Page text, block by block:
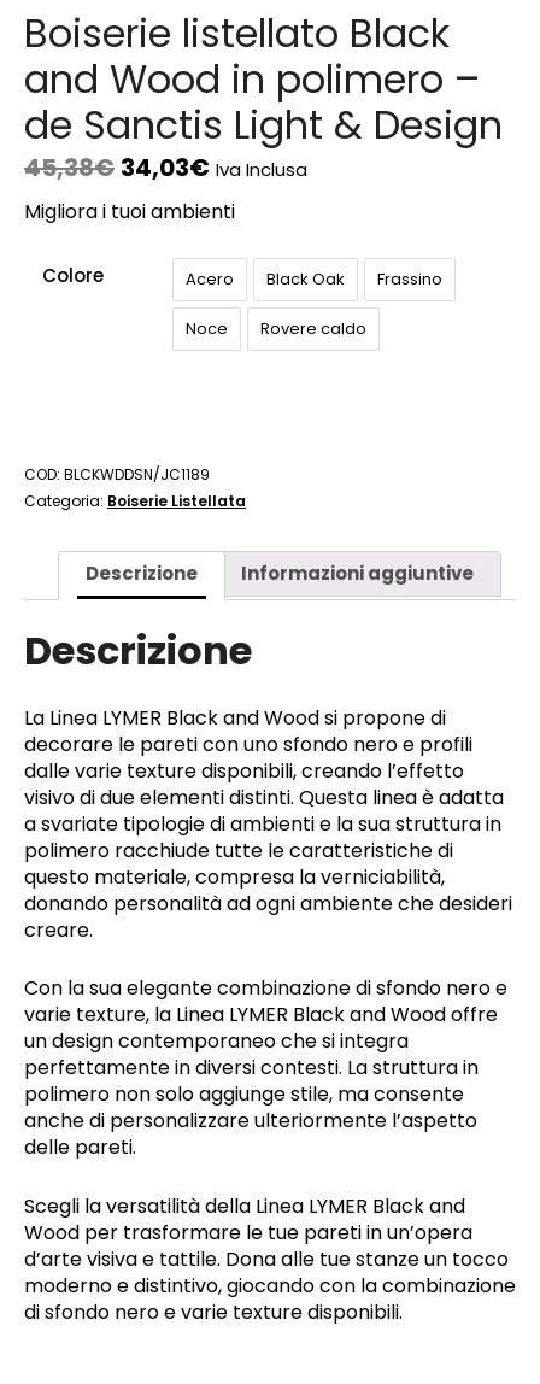
Boiserie listellato Black
and Wood in polimero –
de Sanctis Light & Design
45,38€ 34,03€ Iva Inclusa
Migliora i tuoi ambienti
Colore Acero Black Oak Frassino
Noce Rovere caldo
COD: BLCKWDDSN/JC1189
Categoria: Boiserie Listellata
Descrizione Informazioni aggiuntive
Descrizione
La Linea LYMER Black and Wood si propone di
decorare le pareti con uno sfondo nero e profili
dalle varie texture disponibili, creando l’effetto
visivo di due elementi distinti. Questa linea è adatta
a svariate tipologie di ambienti e la sua struttura in
polimero racchiude tutte le caratteristiche di
questo materiale, compresa la verniciabilità,
donando personalità ad ogni ambiente che desideri
creare.
Con la sua elegante combinazione di sfondo nero e
varie texture, la Linea LYMER Black and Wood offre
un design contemporaneo che si integra
perfettamente in diversi contesti. La struttura in
polimero non solo aggiunge stile, ma consente
anche di personalizzare ulteriormente l’aspetto
delle pareti.
Scegli la versatilità della Linea LYMER Black and
Wood per trasformare le tue pareti in un’opera
d’arte visiva e tattile. Dona alle tue stanze un tocco
moderno e distintivo, giocando con la combinazione
di sfondo nero e varie texture disponibili.